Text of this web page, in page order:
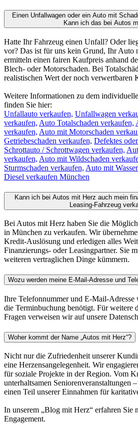
Einen Unfallwagen oder ein Auto mit
Kann ich das bei Autos
Hatte Ihr Fahrzeug einen Unfall? Oder
vor? Das ist für uns kein Grund, Ihr Auto
ermitteln einen fairen Kaufpreis anhand
Blech- oder Motorschaden. Bei
realistischen Wert der noch verwertbaren
Weitere Informationen zu dem
finden Sie hier:
Unfallauto verkaufen, Unfallwagen
verkaufen, Auto Totalschaden verkaufen,
verkaufen, Auto mit Motorschaden
Getriebeschaden verkaufen, Defektes
Schrottauto / Schrottwagen verkaufen,
verkaufen, Auto mit Wildschaden
Sturmschaden verkaufen, Auto mit
Diesel verkaufen München
Kann ich bei Autos mit Herz auch mein
Leasing-Fahrzeug
Bei Autos mit Herz haben Sie die
in München zu verkaufen. Wir
Kredit-Auslösung und erledigen alles
Finanzierungs- oder Leasingpartner. Sie
weiteren vertraglichen Dinge kümmern.
Wozu werden meine E-Mail-Adresse und
Ihre Telefonnummer und E-Mail-Adresse
die Terminbuchung benötigt. Für weitere
Fragen verweisen wir auf unsere
Woher kommt der Name „Autos mit Herz“?
Nicht nur die Zufriedenheit unserer
eine Herzensangelegenheit. Wir
für soziale Projekte in der Region. Vom
unterhaltsamen Seniorenveranstaltungen
einen Teil unserer Einnahmen für
In unserem „Blog mit Herz“ erfahren Sie
Engagement.